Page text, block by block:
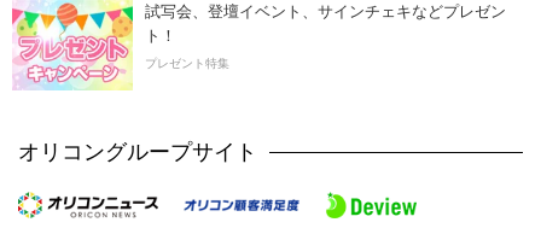
試写会、登壇イベント、サインチェキなどプレゼン
ト！
プレゼント特集
オリコングループサイト